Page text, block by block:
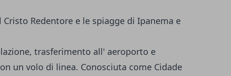
Cristo Redentore e le spiagge di Ipanema e
trasferimento all' aeroporto e
un volo di linea. Conosciuta come Cidade